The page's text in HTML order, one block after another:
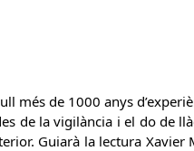
més de 1000 anys
de la vigilància i el do de
Guiarà la lectura Xavier